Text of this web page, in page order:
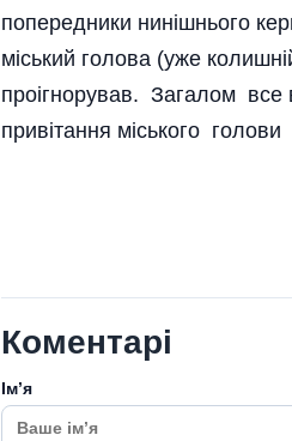
попередники ниніш­нього
міський голова (уже
проігнорував. Загалом все
привітання міського
Коментарі
Імʼя